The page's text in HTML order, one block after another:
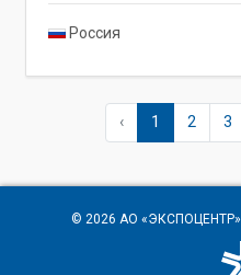
Россия
‹ 1 2 3
© 2026 АО «ЭКСПОЦЕНТР»